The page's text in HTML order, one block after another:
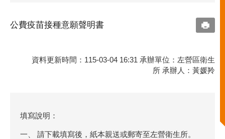
公費疫苗接種意願聲明書
資料更新時間：115-03-04 16:31 承辦單位：左營區衛生
所 承辦人：黃媛羚
填寫說明：
一、 請下載填寫後，紙本親送或郵寄至左營衛生所。